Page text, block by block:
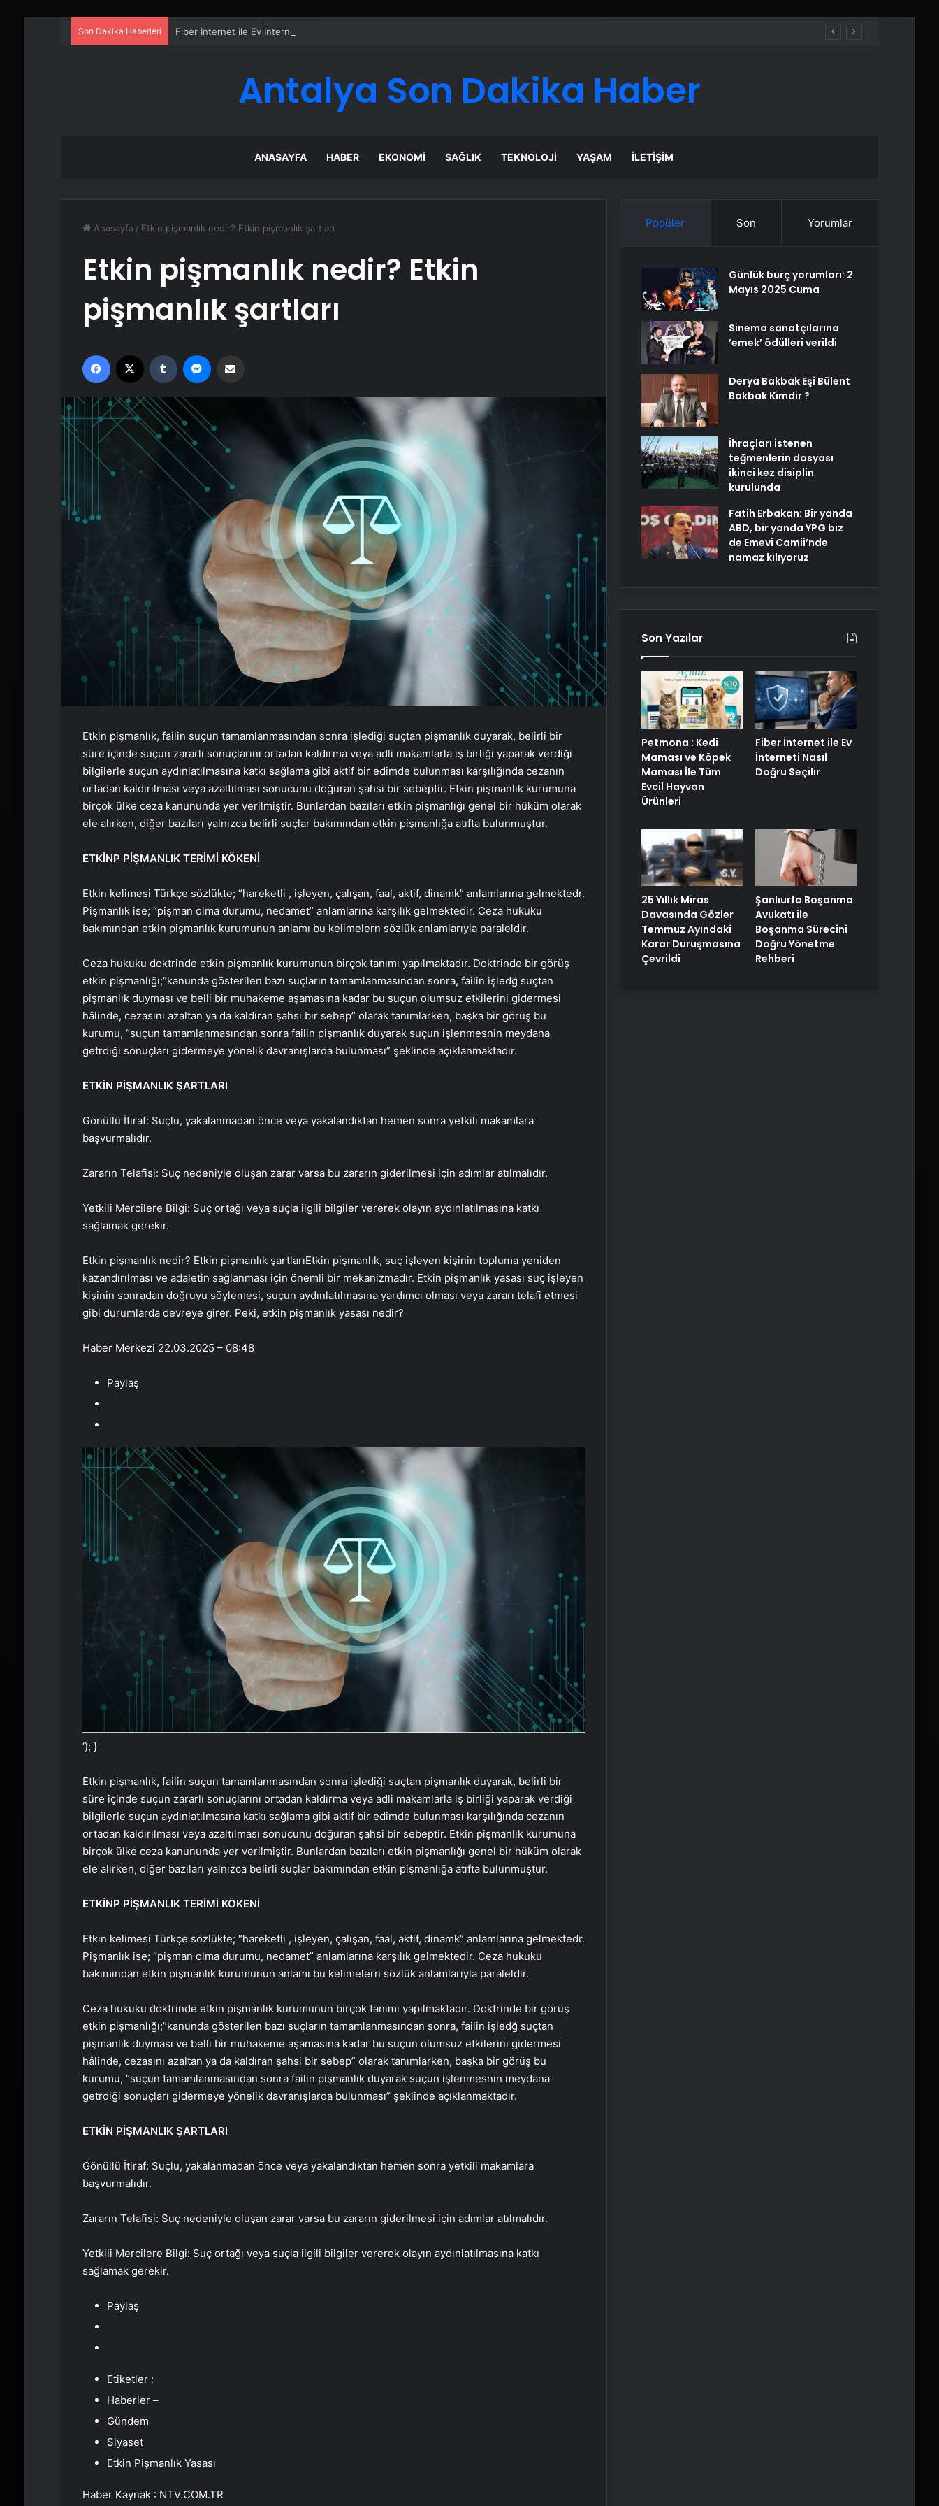
Son Dakika Haberleri Fiber İnternet ile Ev İnterneti Nasıl Doğru Seçilir
Antalya Son Dakika Haber
ANASAYFA HABER EKONOMI SAĞLIK TEKNOLOJI YAŞAM İLETIŞIM
Anasayfa / Etkin pişmanlık nedir? Etkin pişmanlık şartları
Etkin pişmanlık nedir? Etkin
pişmanlık şartları
Facebook Tumblr
Etkin pişmanlık, failin suçun tamamlanmasından sonra işlediği suçtan pişmanlık duyarak, belirli bir
süre içinde suçun zararlı sonuçlarını ortadan kaldırma veya adli makamlarla iş birliği yaparak verdiği
bilgilerle suçun aydınlatılmasına katkı sağlama gibi aktif bir edimde bulunması karşılığında cezanın
ortadan kaldırılması veya azaltılması sonucunu doğuran şahsi bir sebeptir. Etkin pişmanlık kurumuna
birçok ülke ceza kanununda yer verilmiştir. Bunlardan bazıları etkin pişmanlığı genel bir hüküm olarak
ele alırken, diğer bazıları yalnızca belirli suçlar bakımından etkin pişmanlığa atıfta bulunmuştur.
ETKİNP PİŞMANLIK TERİMİ KÖKENİ
Etkin kelimesi Türkçe sözlükte; “hareketli , işleyen, çalışan, faal, aktif, dinamk” anlamlarına gelmektedr.
Pişmanlık ise; “pişman olma durumu, nedamet” anlamlarına karşılık gelmektedir. Ceza hukuku
bakımından etkin pişmanlık kurumunun anlamı bu kelimelern sözlük anlamlarıyla paraleldir.
Ceza hukuku doktrinde etkin pişmanlık kurumunun birçok tanımı yapılmaktadır. Doktrinde bir görüş
etkin pişmanlığı;”kanunda gösterilen bazı suçların tamamlanmasından sonra, failin işledğ suçtan
pişmanlık duyması ve belli bir muhakeme aşamasına kadar bu suçun olumsuz etkilerini gidermesi
hâlinde, cezasını azaltan ya da kaldıran şahsi bir sebep” olarak tanımlarken, başka bir görüş bu
kurumu, “suçun tamamlanmasından sonra failin pişmanlık duyarak suçun işlenmesnin meydana
getrdiği sonuçları gidermeye yönelik davranışlarda bulunması” şeklinde açıklanmaktadır.
ETKİN PİŞMANLIK ŞARTLARI
Gönüllü İtiraf: Suçlu, yakalanmadan önce veya yakalandıktan hemen sonra yetkili makamlara
başvurmalıdır.
Zararın Telafisi: Suç nedeniyle oluşan zarar varsa bu zararın giderilmesi için adımlar atılmalıdır.
Yetkili Mercilere Bilgi: Suç ortağı veya suçla ilgili bilgiler vererek olayın aydınlatılmasına katkı
sağlamak gerekir.
Etkin pişmanlık nedir? Etkin pişmanlık şartlarıEtkin pişmanlık, suç işleyen kişinin topluma yeniden
kazandırılması ve adaletin sağlanması için önemli bir mekanizmadır. Etkin pişmanlık yasası suç işleyen
kişinin sonradan doğruyu söylemesi, suçun aydınlatılmasına yardımcı olması veya zararı telafi etmesi
gibi durumlarda devreye girer. Peki, etkin pişmanlık yasası nedir?
Haber Merkezi 22.03.2025 – 08:48
Paylaş
‘); }
Etkin pişmanlık, failin suçun tamamlanmasından sonra işlediği suçtan pişmanlık duyarak, belirli bir
süre içinde suçun zararlı sonuçlarını ortadan kaldırma veya adli makamlarla iş birliği yaparak verdiği
bilgilerle suçun aydınlatılmasına katkı sağlama gibi aktif bir edimde bulunması karşılığında cezanın
ortadan kaldırılması veya azaltılması sonucunu doğuran şahsi bir sebeptir. Etkin pişmanlık kurumuna
birçok ülke ceza kanununda yer verilmiştir. Bunlardan bazıları etkin pişmanlığı genel bir hüküm olarak
ele alırken, diğer bazıları yalnızca belirli suçlar bakımından etkin pişmanlığa atıfta bulunmuştur.
ETKİNP PİŞMANLIK TERİMİ KÖKENİ
Etkin kelimesi Türkçe sözlükte; “hareketli , işleyen, çalışan, faal, aktif, dinamk” anlamlarına gelmektedr.
Pişmanlık ise; “pişman olma durumu, nedamet” anlamlarına karşılık gelmektedir. Ceza hukuku
bakımından etkin pişmanlık kurumunun anlamı bu kelimelern sözlük anlamlarıyla paraleldir.
Ceza hukuku doktrinde etkin pişmanlık kurumunun birçok tanımı yapılmaktadır. Doktrinde bir görüş
etkin pişmanlığı;”kanunda gösterilen bazı suçların tamamlanmasından sonra, failin işledğ suçtan
pişmanlık duyması ve belli bir muhakeme aşamasına kadar bu suçun olumsuz etkilerini gidermesi
hâlinde, cezasını azaltan ya da kaldıran şahsi bir sebep” olarak tanımlarken, başka bir görüş bu
kurumu, “suçun tamamlanmasından sonra failin pişmanlık duyarak suçun işlenmesnin meydana
getrdiği sonuçları gidermeye yönelik davranışlarda bulunması” şeklinde açıklanmaktadır.
ETKİN PİŞMANLIK ŞARTLARI
Gönüllü İtiraf: Suçlu, yakalanmadan önce veya yakalandıktan hemen sonra yetkili makamlara
başvurmalıdır.
Zararın Telafisi: Suç nedeniyle oluşan zarar varsa bu zararın giderilmesi için adımlar atılmalıdır.
Yetkili Mercilere Bilgi: Suç ortağı veya suçla ilgili bilgiler vererek olayın aydınlatılmasına katkı
sağlamak gerekir.
Paylaş
Etiketler :
Haberler –
Gündem
Siyaset
Etkin Pişmanlık Yasası
Haber Kaynak : NTV.COM.TR
İklimlendirmeli Güvenli Saklama
Popüler Son Yorumlar
Günlük burç yorumları: 2
Mayıs 2025 Cuma
Sinema sanatçılarına
’emek’ ödülleri verildi
Derya Bakbak Eşi Bülent
Bakbak Kimdir ?
İhraçları istenen
teğmenlerin dosyası
ikinci kez disiplin
kurulunda
Fatih Erbakan: Bir yanda
ABD, bir yanda YPG biz
de Emevi Camii’nde
namaz kılıyoruz
Son Yazılar
Petmona : Kedi
Maması ve Köpek
Maması İle Tüm
Evcil Hayvan
Ürünleri
Fiber İnternet ile Ev
İnterneti Nasıl
Doğru Seçilir
25 Yıllık Miras
Davasında Gözler
Temmuz Ayındaki
Karar Duruşmasına
Çevrildi
Şanlıurfa Boşanma
Avukatı ile
Boşanma Sürecini
Doğru Yönetme
Rehberi